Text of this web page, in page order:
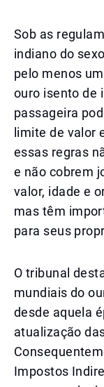
Sob as
indiano do
pelo menos
ouro isento de
passageira
limite de valor
essas regras
e não cobrem
valor, idade e
mas têm
para seus
O tribunal
mundiais do
desde aquela
atualização
Impostos